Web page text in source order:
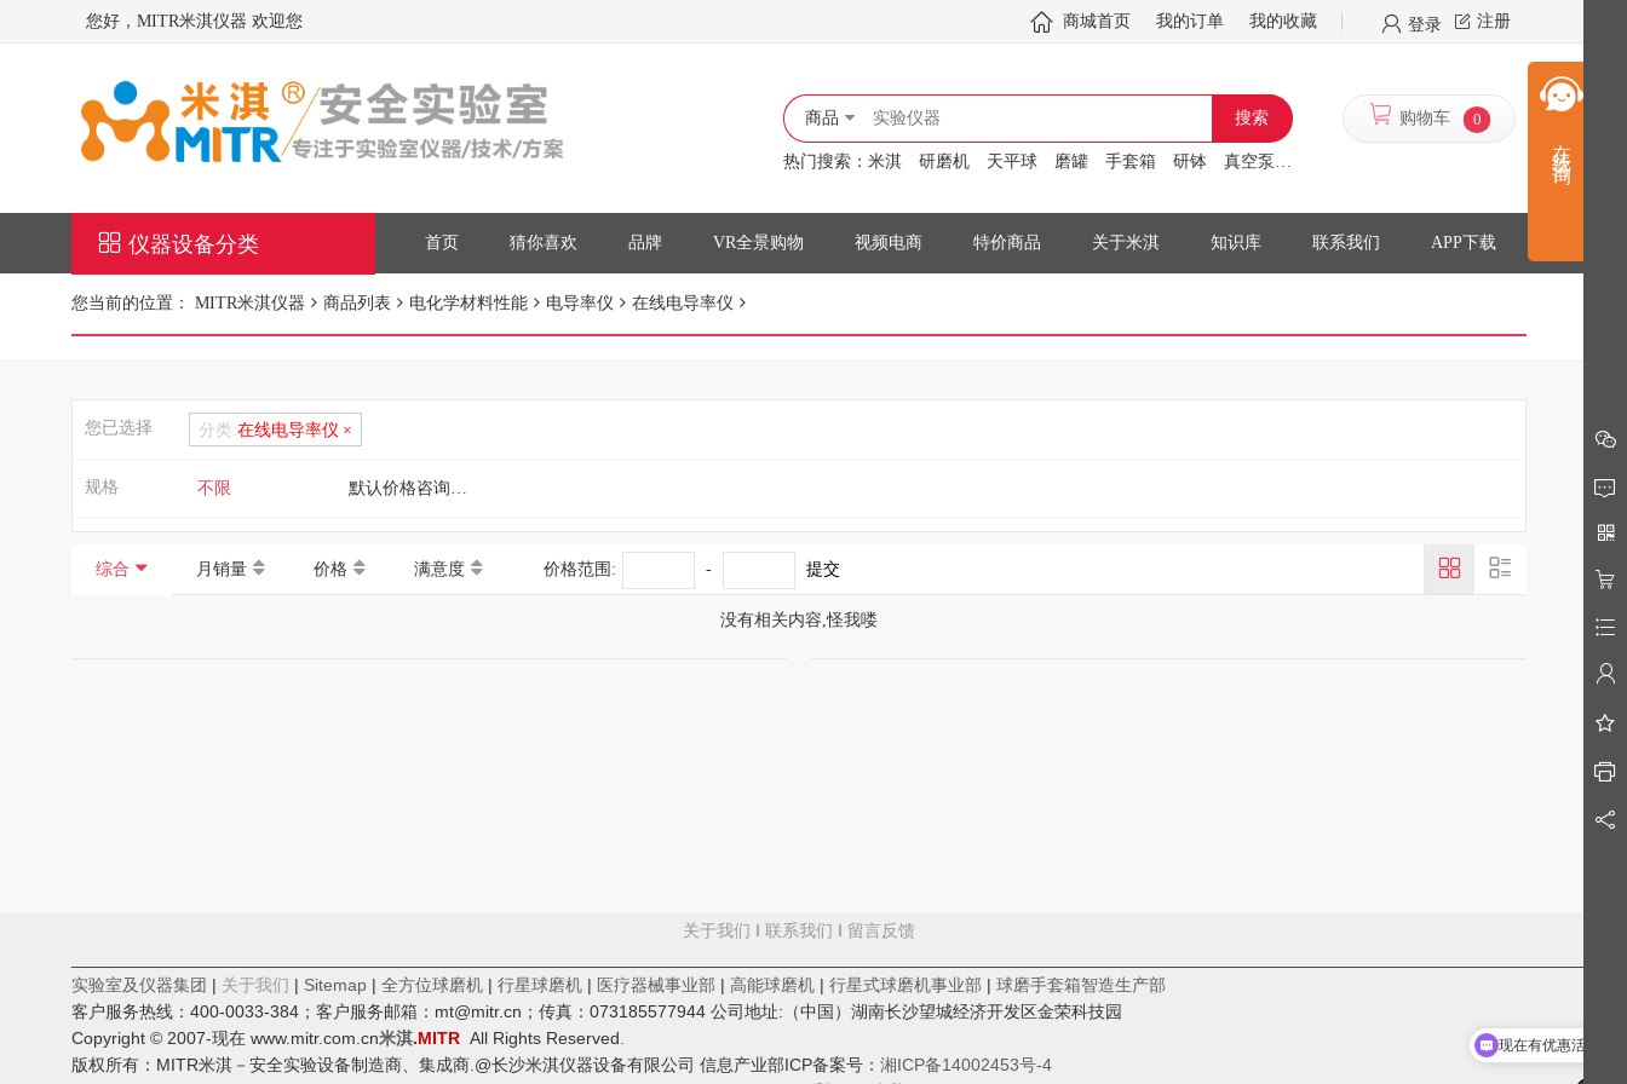
您好，MITR米淇仪器 欢迎您 商城首页 我的订单 我的收藏 登录 注册
商品 搜索
热门搜索：米淇 研磨机 天平球 磨罐 手套箱 研钵 真空泵
购物车 0
仪器设备分类 首页 猜你喜欢 品牌 VR全景购物 视频电商 特价商品 关于米淇 知识库 联系我们 APP下载
您当前的位置： MITR米淇仪器 商品列表 电化学材料性能 电导率仪 在线电导率仪
您已选择 分类:在线电导率仪
规格 不限 默认价格咨询客服
综合 月销量 价格 满意度 价格范围: - 提交
没有相关内容,怪我喽
关于我们 联系我们 留言反馈
实验室及仪器集团 | 关于我们 | Sitemap| 全方位球磨机| 行星球磨机| 医疗器械事业部 | 高能球磨机| 行星式球磨机事业部 | 球磨手套箱智造生产部
客户服务热线：400-0033-384；客户服务邮箱：mt@mitr.cn；传真：073185577944 公司地址:（中国）湖南长沙望城经济开发区金荣科技园
Copyright © 2007-现在 www.mitr.com.cn米淇.MITR All Rights Reserved.
版权所有：MITR米淇－安全实验设备制造商、集成商.@长沙米淇仪器设备有限公司 信息产业部ICP备案号： 湘ICP备14002453号-4
在线咨询
现在有优惠活动吗